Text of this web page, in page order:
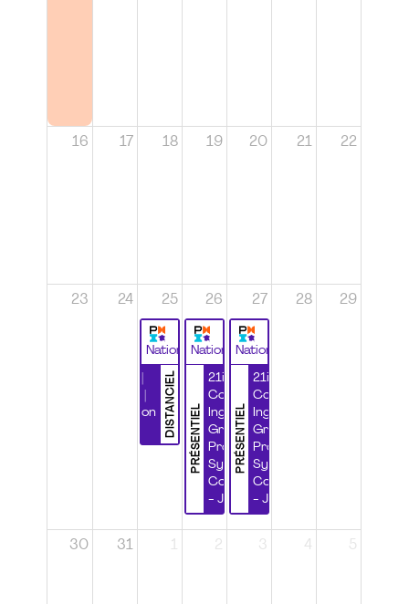
16 17 18 19 20 21 22
23 24 25
National
DISTANCIEL
Certification
26
National
PRÉSENTIEL
21ième
Congrès
Ingénierie
Grands
Projets et
Systèmes
Complexes
- Jour 1
27
National
PRÉSENTIEL
21ième
Congrès
Ingénierie
Grands
Projets et
Systèmes
Complexes
- Jour 2
28 29
30 31 1 2 3 4 5